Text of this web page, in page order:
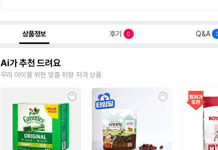
상품정보 후기 0 Q&A 0
Ai가 추천 드려요
우리 아이를 위한 맞춤 취향 저격 상품